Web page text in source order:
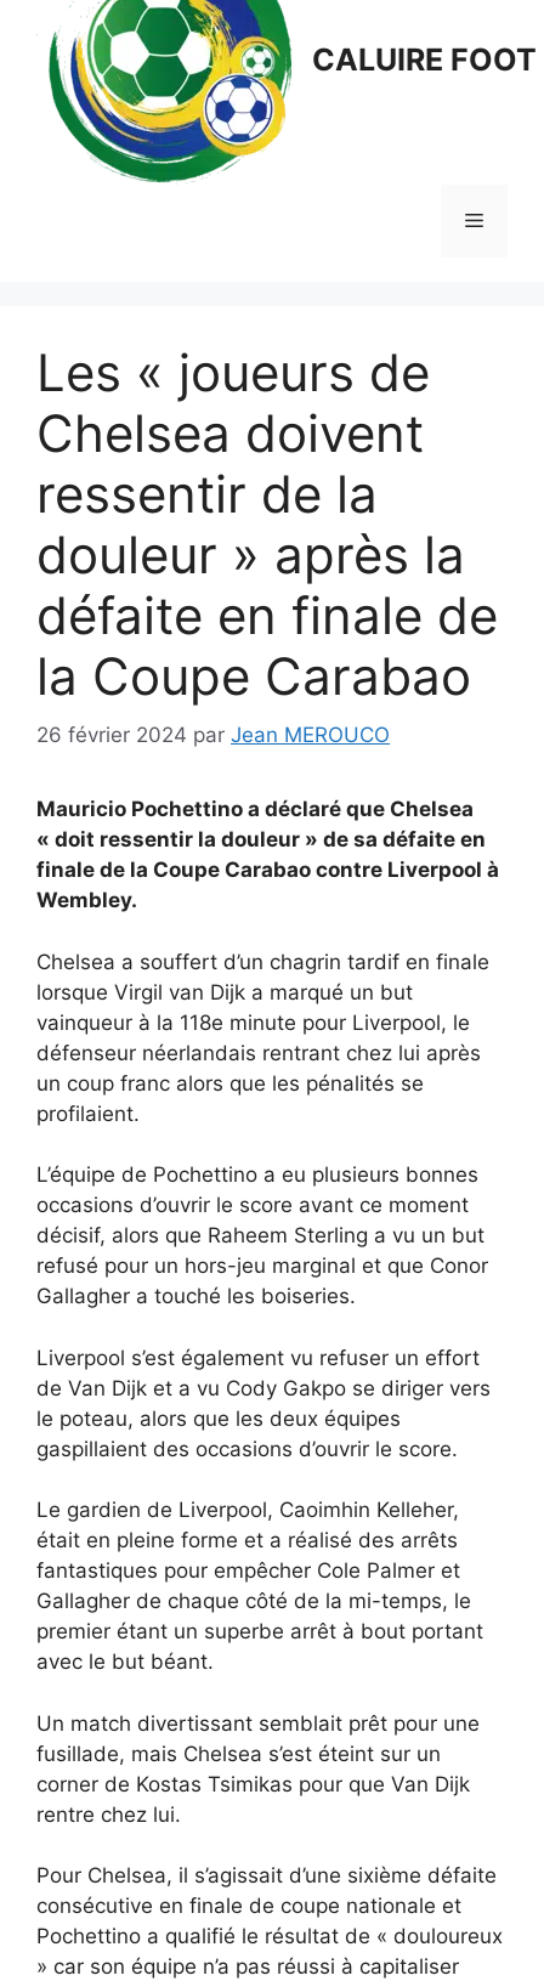
CALUIRE FOOT
Menu
Les « joueurs de
Chelsea doivent
ressentir de la
douleur » après la
défaite en finale de
la Coupe Carabao
26 février 2024 par Jean MEROUCO
Mauricio Pochettino a déclaré que Chelsea
« doit ressentir la douleur » de sa défaite en
finale de la Coupe Carabao contre Liverpool à
Wembley.
Chelsea a souffert d’un chagrin tardif en finale
lorsque Virgil van Dijk a marqué un but
vainqueur à la 118e minute pour Liverpool, le
défenseur néerlandais rentrant chez lui après
un coup franc alors que les pénalités se
profilaient.
L’équipe de Pochettino a eu plusieurs bonnes
occasions d’ouvrir le score avant ce moment
décisif, alors que Raheem Sterling a vu un but
refusé pour un hors-jeu marginal et que Conor
Gallagher a touché les boiseries.
Liverpool s’est également vu refuser un effort
de Van Dijk et a vu Cody Gakpo se diriger vers
le poteau, alors que les deux équipes
gaspillaient des occasions d’ouvrir le score.
Le gardien de Liverpool, Caoimhin Kelleher,
était en pleine forme et a réalisé des arrêts
fantastiques pour empêcher Cole Palmer et
Gallagher de chaque côté de la mi-temps, le
premier étant un superbe arrêt à bout portant
avec le but béant.
Un match divertissant semblait prêt pour une
fusillade, mais Chelsea s’est éteint sur un
corner de Kostas Tsimikas pour que Van Dijk
rentre chez lui.
Pour Chelsea, il s’agissait d’une sixième défaite
consécutive en finale de coupe nationale et
Pochettino a qualifié le résultat de « douloureux
» car son équipe n’a pas réussi à capitaliser